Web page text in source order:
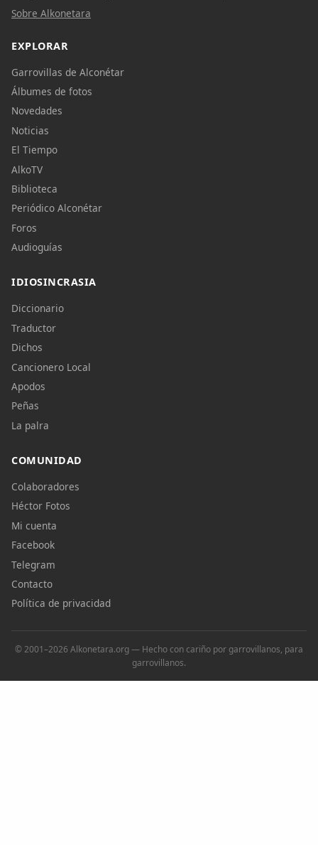
Sobre Alkonetara
EXPLORAR
Garrovillas de Alconétar
Álbumes de fotos
Novedades
Noticias
El Tiempo
AlkoTV
Biblioteca
Periódico Alconétar
Foros
Audioguías
IDIOSINCRASIA
Diccionario
Traductor
Dichos
Cancionero Local
Apodos
Peñas
La palra
COMUNIDAD
Colaboradores
Héctor Fotos
Mi cuenta
Facebook
Telegram
Contacto
Política de privacidad
© 2001–2026 Alkonetara.org — Hecho con cariño por garrovillanos, para
garrovillanos.